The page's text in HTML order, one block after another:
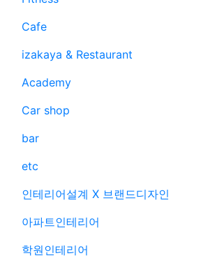
Cafe
izakaya & Restaurant
Academy
Car shop
bar
etc
인테리어설계 X 브랜드디자인
아파트인테리어
학원인테리어